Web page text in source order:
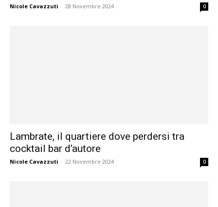
Nicole Cavazzuti - 28 Novembre 2024 0
Lambrate, il quartiere dove perdersi tra
cocktail bar d’autore
Nicole Cavazzuti - 22 Novembre 2024 0